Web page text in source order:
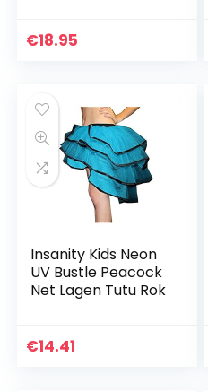
€18.95
Insanity Kids Neon
UV Bustle Peacock
Net Lagen Tutu Rok
€14.41